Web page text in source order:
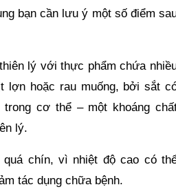
bạn cần lưu ý một số điểm
lý với thực phẩm chứa
lợn hoặc rau muống, bởi sắt
cơ thể – một khoáng
lý.
chín, vì nhiệt độ cao có
tác dụng chữa bệnh.